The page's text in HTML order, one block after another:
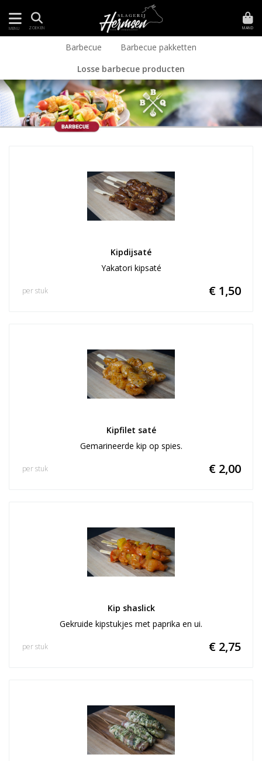
MENU ZOEKEN MAND
Barbecue
Barbecue pakketten
Losse barbecue producten
Kipdijsaté
Yakatori kipsaté
€ 1,50
per stuk
Kipfilet saté
Gemarineerde kip op spies.
€ 2,00
per stuk
Kip shaslick
Gekruide kipstukjes met paprika en ui.
€ 2,75
per stuk